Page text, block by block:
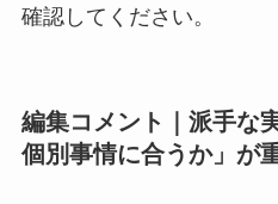
確認してください。
編集コメント｜派手な
個別事情に合うか」が